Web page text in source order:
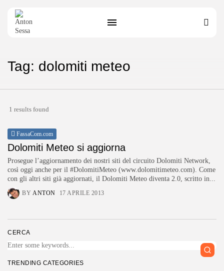
Tag: dolomiti meteo
1 results found
FassaCom.com
Dolomiti Meteo si aggiorna
Prosegue l’aggiornamento dei nostri siti del circuito Dolomiti Network,
così oggi anche per il #DolomitiMeteo (www.dolomitimeteo.com). Come
con gli altri siti già aggiornati, il Dolomiti Meteo diventa 2.0, scritto in...
BY ANTON 17 APRILE 2013
CERCA
TRENDING CATEGORIES